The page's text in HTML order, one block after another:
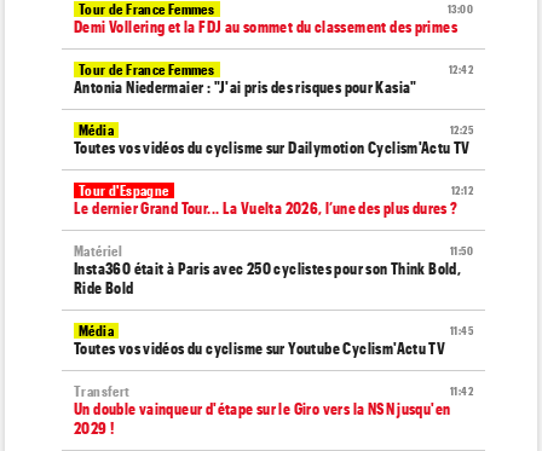
13:00
Tour de France Femmes
Demi Vollering et la FDJ au sommet du classement des primes
12:42
Tour de France Femmes
Antonia Niedermaier : "J'ai pris des risques pour Kasia"
12:25
Média
Toutes vos vidéos du cyclisme sur Dailymotion Cyclism'Actu TV
12:12
Tour d'Espagne
Le dernier Grand Tour... La Vuelta 2026, l’une des plus dures ?
11:50
Matériel
Insta360 était à Paris avec 250 cyclistes pour son Think Bold,
Ride Bold
11:45
Média
Toutes vos vidéos du cyclisme sur Youtube Cyclism'Actu TV
11:42
Transfert
Un double vainqueur d'étape sur le Giro vers la NSN jusqu'en
2029 !